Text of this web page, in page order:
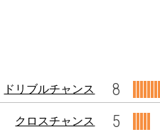
ドリブルチャンス 8
クロスチャンス 5